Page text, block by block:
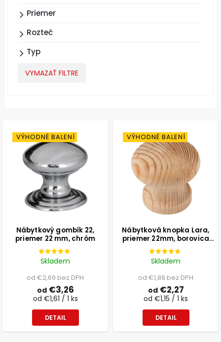
Priemer
Rozteč
Typ
VYMAZAŤ FILTRE
VÝHODNÉ BALENÍ
Nábytkový gombík 22,
priemer 22 mm, chróm
Skladem
od €2,69 bez DPH
od€3,26
od €1,61 / 1 ks
DETAIL
VÝHODNÉ BALENÍ
Nábytková knopka Lara,
priemer 22mm, borovica
prírodná
Skladem
od €1,88 bez DPH
od€2,27
od €1,15 / 1 ks
DETAIL